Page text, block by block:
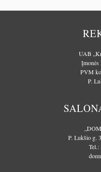
UAB
Įmonės
PVM
P.
P. Lukšio g.
Tel.: